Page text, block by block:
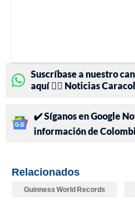
Suscríbase a nuestro
aquí 👉🏻 Noticias Caracol
✔️ Síganos en Google
información de
Relacionados
Guinness World Records